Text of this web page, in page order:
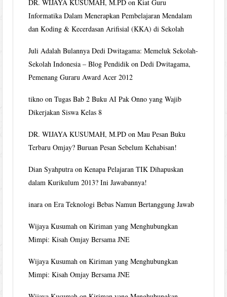
DR. WIJAYA KUSUMAH, M.PD onKiat Guru
Informatika Dalam Menerapkan Pembelajaran Mendalam
dan Koding & Kecerdasan Arifisial (KKA) di Sekolah
Juli Adalah Bulannya Dedi Dwitagama: Memeluk Sekolah-
Sekolah Indonesia – Blog Pendidik onDedi Dwitagama,
Pemenang Guraru Award Acer 2012
tikno onTugas Bab 2 Buku AI Pak Onno yang Wajib
Dikerjakan Siswa Kelas 8
DR. WIJAYA KUSUMAH, M.PD onMau Pesan Buku
Terbaru Omjay? Buruan Pesan Sebelum Kehabisan!
Dian Syahputra onKenapa Pelajaran TIK Dihapuskan
dalam Kurikulum 2013? Ini Jawabannya!
inara onEra Teknologi Bebas Namun Bertanggung Jawab
Wijaya Kusumah onKiriman yang Menghubungkan
Mimpi: Kisah Omjay Bersama JNE
Wijaya Kusumah onKiriman yang Menghubungkan
Mimpi: Kisah Omjay Bersama JNE